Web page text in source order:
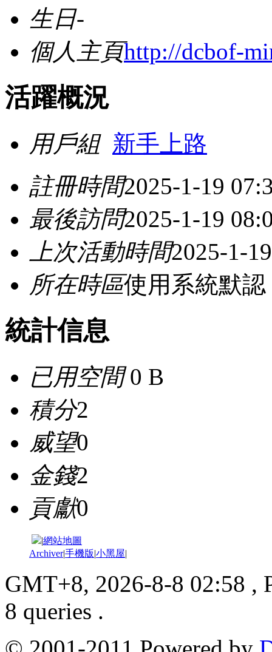
生日-
個人主頁http://dcbof-
活躍概況
用戶組 新手上路
註冊時間2025-1-19
最後訪問2025-1-19
上次活動時間2025-1-
所在時區使用系統默認
統計信息
已用空間0 B
積分2
威望0
金錢2
貢獻0
|網站地圖
Archiver|手機版|小黑屋|
GMT+8, 2026-8-8 02:58 ,
8 queries .